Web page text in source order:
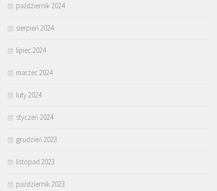
październik 2024
sierpień 2024
lipiec 2024
marzec 2024
luty 2024
styczeń 2024
grudzień 2023
listopad 2023
październik 2023